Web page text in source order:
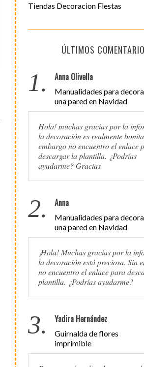
Tiendas Decoracion Fiestas
ÚLTIMOS
1. Anna Olivella
Manualidades para
una pared en Navidad
Hola! muchas gracias por la
la decoración es realmente
embargo no encuentro el enlace
descargar la plantilla. ¿Podrías
ayudarme? Gracias
2. Anna
Manualidades para
una pared en Navidad
¡Hola! Muchas gracias por la
la decoración está preciosa. Sin
no encuentro el enlace para
plantilla. ¿Podrías ayudarme?
3. Yadira Hernández
Guirnalda de flores
imprimible